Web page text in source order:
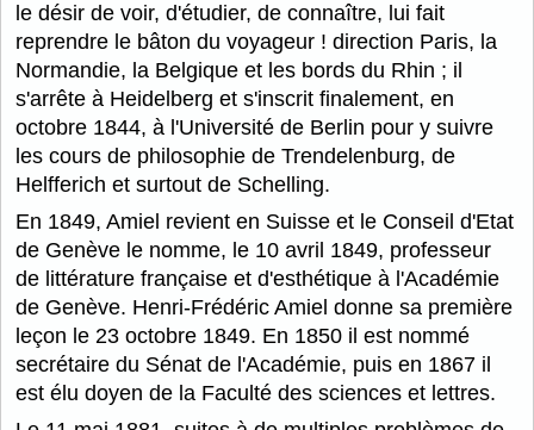
le désir de voir, d'étudier, de connaître, lui fait
reprendre le bâton du voyageur ! direction Paris, la
Normandie, la Belgique et les bords du Rhin ; il
s'arrête à Heidelberg et s'inscrit finalement, en
octobre 1844, à l'Université de Berlin pour y suivre
les cours de philosophie de Trendelenburg, de
Helfferich et surtout de Schelling.
En 1849, Amiel revient en Suisse et le Conseil d'Etat
de Genève le nomme, le 10 avril 1849, professeur
de littérature française et d'esthétique à l'Académie
de Genève. Henri-Frédéric Amiel donne sa première
leçon le 23 octobre 1849. En 1850 il est nommé
secrétaire du Sénat de l'Académie, puis en 1867 il
est élu doyen de la Faculté des sciences et lettres.